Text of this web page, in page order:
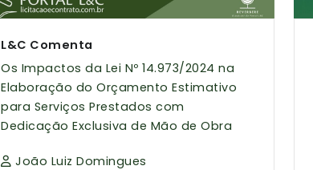
L&C Comenta
Os Impactos da Lei Nº 14.973/2024 na
Elaboração do Orçamento Estimativo
para Serviços Prestados com
Dedicação Exclusiva de Mão de Obra
João Luiz Domingues